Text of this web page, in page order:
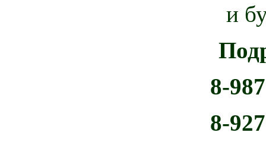
и
8-
8-